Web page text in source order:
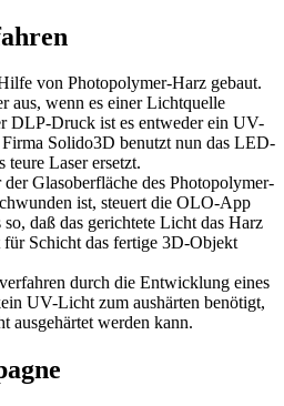
von Photopolymer-Harz gebaut.
aus, wenn es einer Lichtquelle
DLP-Druck ist es entweder ein UV-
Solido3D benutzt nun das LED-
teure Laser ersetzt.
Glasoberfläche des Photopolymer-
ist, steuert die OLO-App
daß das gerichtete Licht das Harz
für Schicht das fertige 3D-Objekt
durch die Entwicklung eines
UV-Licht zum aushärten benötigt,
ausgehärtet werden kann.